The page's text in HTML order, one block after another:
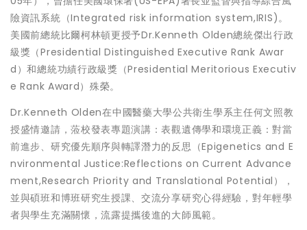
險資訊系統（Integrated risk information system,IRIS)。
美國前總統比爾柯林頓更授予Dr.Kenneth Olden總統傑出行政
級獎（Presidential Distinguished Executive Rank Awar
d）和總統功績行政級獎（Presidential Meritorious Executiv
e Rank Award）殊榮。
Dr.Kenneth Olden在中國醫藥大學公共衛生學系主任何文照教
授盛情邀請，蒞校發表專題演講：表觀遺傳學和環境正義：對當
前進步、研究優先順序與轉譯潛力的反思（Epigenetics and E
nvironmental Justice:Reflections on Current Advance
ment,Research Priority and Translational Potential），
並與碩班和博班研究生授課、交流分享研究心得經驗，對年輕學
者與學生充滿關懷，流露提攜後進的大師風範。